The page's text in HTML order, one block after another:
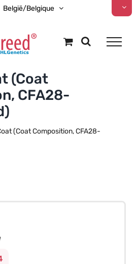
België/Belgique
(Coat
CFA28-
(Coat Composition, CFA28-